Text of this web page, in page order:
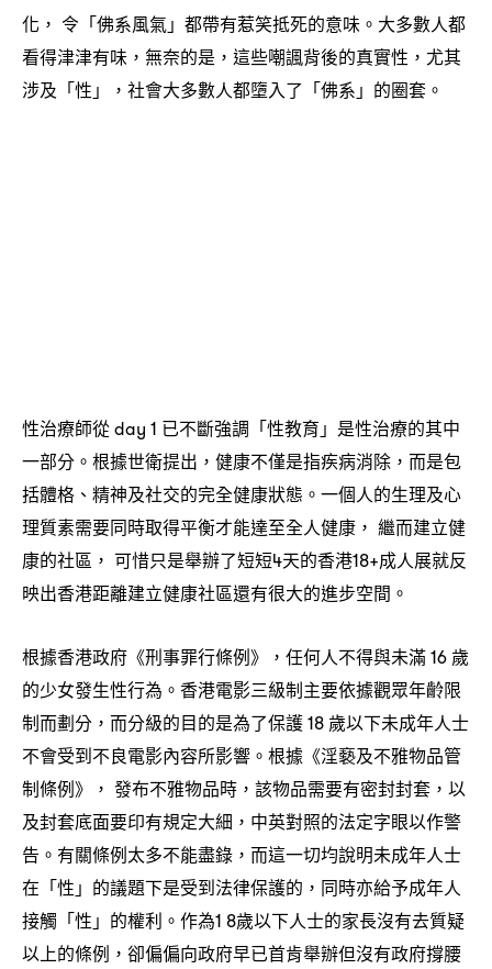
化 ， 令「佛系風氣」都帶有惹笑抵死的意味。大多數人都
看得津津有味 ， 無奈的是 ， 這些嘲諷背後的真實性 ， 尤其
涉及「性」
， 社會大多數人都墮入了「佛系」的圈套。
性治療師從day 1 已不斷強調「性教育」是性治療的其中
一部分。根據世衛提出 ， 健康不僅是指疾病消除 ， 而是包
括體格、精神及社交的完全健康狀態。一個人的生理及心
理質素需要同時取得平衡才能達至全人健康 ， 繼而建立健
康的社區 ， 可惜只是舉辦了短短4天的香港18+成人展就反
映出香港距離建立健康社區還有很大的進步空間。
根據香港政府《刑事罪行條例》 ， 任何人不得與未滿16 歲
的少女發生性行為。香港電影三級制主要依據觀眾年齡限
制而劃分 ， 而分級的目的是為了保護18 歲以下未成年人士
不會受到不良電影內容所影響。根據《淫褻及不雅物品管
制條例》
， 發布不雅物品時 ， 該物品需要有密封封套 ， 以
及封套底面要印有規定大細 ， 中英對照的法定字眼以作警
告。有關條例太多不能盡錄 ， 而這一切均說明未成年人士
在「性」的議題下是受到法律保護的 ， 同時亦給予成年人
接觸「性」的權利。作為1 8歲以下人士的家長沒有去質疑
以上的條例 ， 卻偏偏向政府早已首肯舉辦但沒有政府撐腰